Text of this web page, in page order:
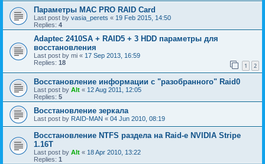
Параметры МАС PRO RAID Card
Last post by vasia_perets « 19 Feb 2015, 14:50
Replies: 4
Adaptec 2410SA + RAID5 + 3 HDD параметры для
восстановления
Last post by mi « 17 Sep 2013, 16:59
Replies: 18 1 2
Восстановление информации с "разобранного" Raid0
Last post by Alt « 12 Aug 2011, 12:05
Replies: 5
Восстановление зеркала
Last post by RAID-MAN « 04 Jun 2010, 08:19
Восстановление NTFS раздела на Raid-е NVIDIA Stripe
1.16Т
Last post by Alt « 18 Apr 2010, 13:22
Replies: 1